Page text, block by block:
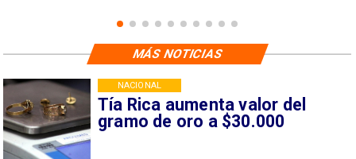
Tía Rica aumenta valor del
gramo de oro a $30.000
NACIONAL
MÁS NOTICIAS